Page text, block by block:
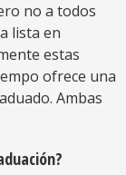
no a todos
lista en
estas
ofrece una
Ambas